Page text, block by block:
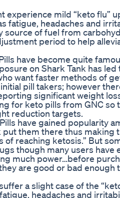
experience mild “keto flu”
fatigue, headaches and
source of fuel from
period to help
Pills have become quite
on Shark Tank has
want faster methods of
pill takers; however
significant weight
for keto pills from GNC so
reduction targets.
Pills have gained popularity
put them there thus
of reaching ketosis.” But
though many users have
much power…before
are good or bad
a slight case of the
headaches and